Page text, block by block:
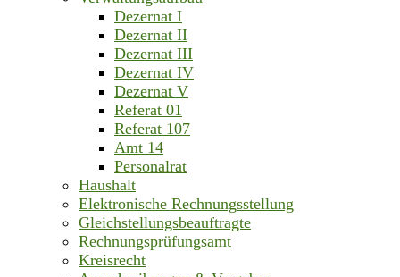
Dezernat I
Dezernat II
Dezernat III
Dezernat IV
Dezernat V
Referat 01
Referat 107
Amt 14
Personalrat
Haushalt
Elektronische Rechnungsstellung
Gleichstellungsbeauftragte
Rechnungsprüfungsamt
Kreisrecht